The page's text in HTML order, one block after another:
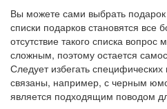
Вы можете сами выбрать
списки подарков становятся
отсутствие такого списка вопрос
сложным, поэтому остается
Следует избегать
связаны, например, с черным
является подходящим поводом